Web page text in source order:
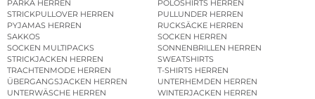
PARKA HERREN
POLOSHIRTS HERREN
STRICKPULLOVER HERREN
PULLUNDER HERREN
PYJAMAS HERREN
RUCKSÄCKE HERREN
SAKKOS
SOCKEN HERREN
SOCKEN MULTIPACKS
SONNENBRILLEN HERREN
STRICKJACKEN HERREN
SWEATSHIRTS
TRACHTENMODE HERREN
T-SHIRTS HERREN
ÜBERGANGSJACKEN HERREN
UNTERHEMDEN HERREN
UNTERWÄSCHE HERREN
WINTERJACKEN HERREN